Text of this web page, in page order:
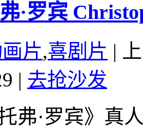
·罗宾
片,喜剧片 |
| 去抢沙发
弗·罗宾》真